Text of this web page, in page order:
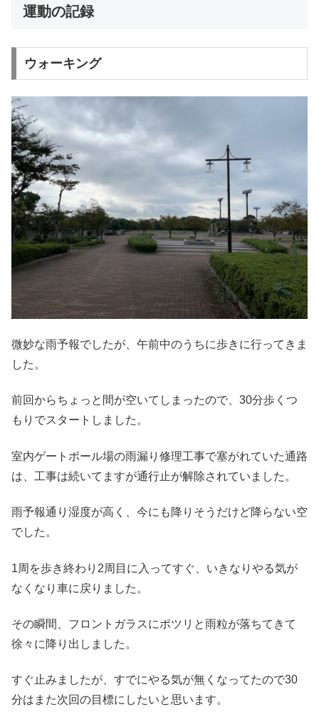
運動の記録
ウォーキング
微妙な雨予報でしたが、午前中のうちに歩きに行ってきま
した。
前回からちょっと間が空いてしまったので、30分歩くつ
もりでスタートしました。
室内ゲートボール場の雨漏り修理工事で塞がれていた通路
は、工事は続いてますが通行止が解除されていました。
雨予報通り湿度が高く、今にも降りそうだけど降らない空
でした。
1周を歩き終わり2周目に入ってすぐ、いきなりやる気が
なくなり車に戻りました。
その瞬間、フロントガラスにポツリと雨粒が落ちてきて
徐々に降り出しました。
すぐ止みましたが、すでにやる気が無くなってたので30
分はまた次回の目標にしたいと思います。